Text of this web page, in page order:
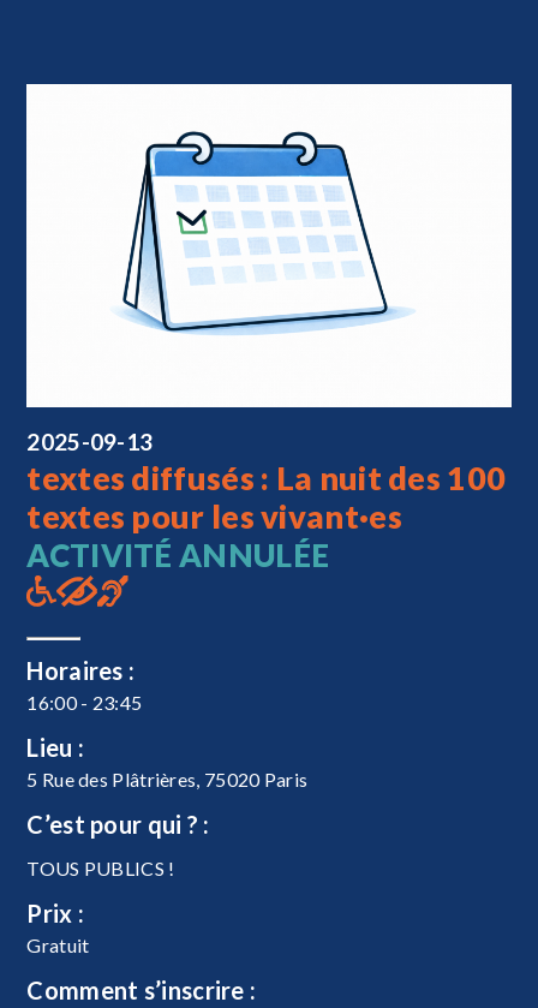
2025-09-13
textes diffusés : La nuit des 100
textes pour les vivant·es
ACTIVITÉ ANNULÉE
Horaires :
16:00 - 23:45
Lieu :
5 Rue des Plâtrières, 75020 Paris
C’est pour qui ? :
TOUS PUBLICS !
Prix :
Gratuit
Comment s’inscrire :